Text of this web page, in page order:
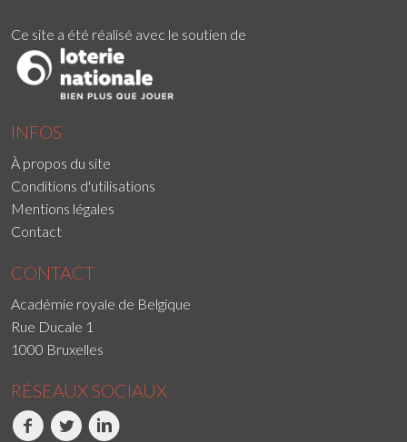
Ce site a été réalisé avec le soutien de
INFOS
À propos du site
Conditions d'utilisations
Mentions légales
Contact
CONTACT
Académie royale de Belgique
Rue Ducale 1
1000 Bruxelles
RÉSEAUX SOCIAUX